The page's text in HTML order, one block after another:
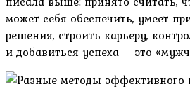
может себя обеспечить, умеет
решения, строить карьеру,
и добавиться успеха – это